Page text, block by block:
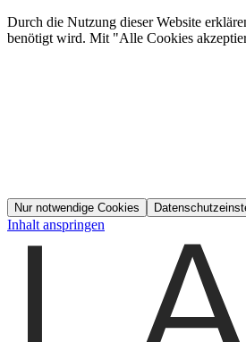
Durch die Nutzung dieser Website
benötigt wird. Mit "Alle Cookies
Nur notwendige Cookies
Inhalt anspringen